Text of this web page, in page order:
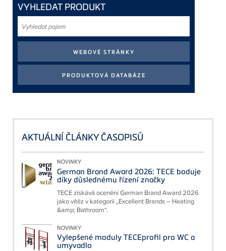
VYHLEDAT PRODUKT
pojem
AKTUÁLNÍ ČLÁNKY ČASOPISŮ
NOVINKY
German Brand Award 2026: TECE boduje
díky důslednému řízení značky
TECE získává ocenění German Brand Award 2026
jako vítěz v kategorii „Excellent Brands – Heating
&amp; Bathroom“.
NOVINKY
Vylepšené moduly TECEprofil pro WC a
umyvadlo